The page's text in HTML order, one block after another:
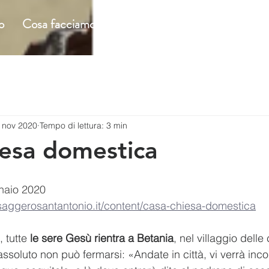
Cosa facciamo
domestica
nov 2020 Tempo di lettura: 3 min
2020
content/casa-chiesa-domestica
tutte le sere Gesù rientra a Betania, nel villaggio
non può fermarsi: «Andate in città, vi verrà